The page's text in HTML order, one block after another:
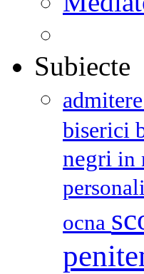
Subiecte
biserici
negri in
ocna